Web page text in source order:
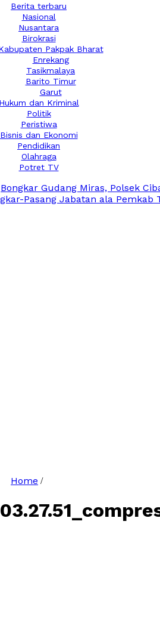
Berita terbaru
Nasional
Nusantara
Birokrasi
Pakpak Bharat
Enrekang
Tasikmalaya
Barito Timur
Garut
Hukum dan Kriminal
Politik
Peristiwa
Bisnis dan Ekonomi
Pendidikan
Olahraga
Potret TV
Bongkar Gudang Miras, Polsek
Pasang Jabatan ala Pemkab
Home /